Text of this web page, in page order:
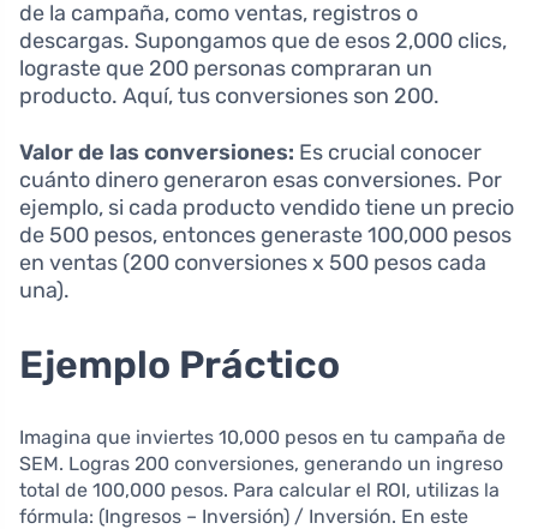
de la campaña, como ventas, registros o
descargas. Supongamos que de esos 2,000 clics,
lograste que 200 personas compraran un
producto. Aquí, tus conversiones son 200.
Valor de las conversiones: Es crucial conocer
cuánto dinero generaron esas conversiones. Por
ejemplo, si cada producto vendido tiene un precio
de 500 pesos, entonces generaste 100,000 pesos
en ventas (200 conversiones x 500 pesos cada
una).
Ejemplo Práctico
Imagina que inviertes 10,000 pesos en tu campaña de
SEM. Logras 200 conversiones, generando un ingreso
total de 100,000 pesos. Para calcular el ROI, utilizas la
fórmula: (Ingresos – Inversión) / Inversión. En este